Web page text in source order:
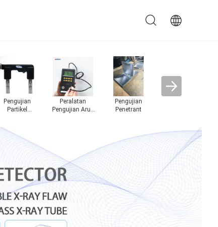
Proyektor Profil Meter Gloss Palu Uji Beton